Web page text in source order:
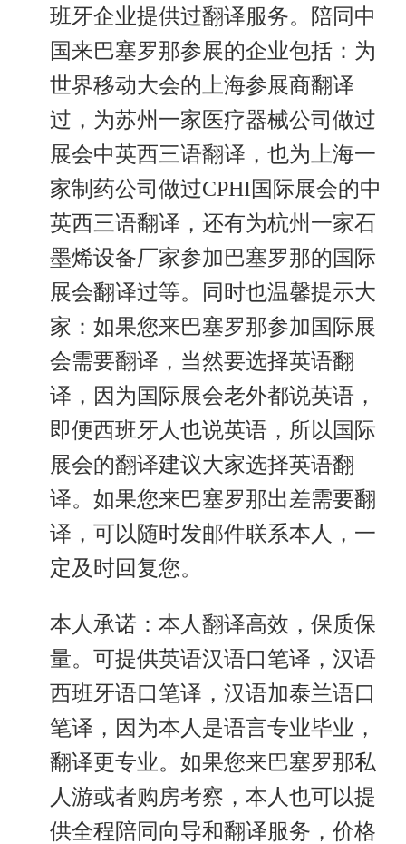
班牙企业提供过翻译服务。陪同中
国来巴塞罗那参展的企业包括：为
世界移动大会的上海参展商翻译
过，为苏州一家医疗器械公司做过
展会中英西三语翻译，也为上海一
家制药公司做过CPHI国际展会的中
英西三语翻译，还有为杭州一家石
墨烯设备厂家参加巴塞罗那的国际
展会翻译过等。同时也温馨提示大
家：如果您来巴塞罗那参加国际展
会需要翻译，当然要选择英语翻
译，因为国际展会老外都说英语，
即便西班牙人也说英语，所以国际
展会的翻译建议大家选择英语翻
译。如果您来巴塞罗那出差需要翻
译，可以随时发邮件联系本人，一
定及时回复您。
本人承诺：本人翻译高效，保质保
量。可提供英语汉语口笔译，汉语
西班牙语口笔译，汉语加泰兰语口
笔译，因为本人是语言专业毕业，
翻译更专业。如果您来巴塞罗那私
人游或者购房考察，本人也可以提
供全程陪同向导和翻译服务，价格